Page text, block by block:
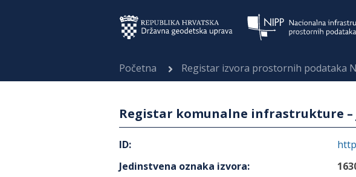
Početna Registar izvora prostornih podataka
Registar komunalne infrastrukture –
ID:
Jedinstvena oznaka izvora: